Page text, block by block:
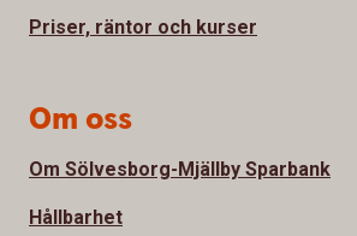
Priser, räntor och kurser
Om oss
Om Sölvesborg-Mjällby Sparbank
Hållbarhet